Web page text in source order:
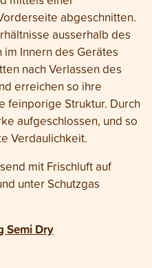
abgeschnitten.
ausserhalb des
Innern des Gerätes
nach Verlassen des
erreichen so ihre
feinporige Struktur. Durch
aufgeschlossen, und so
Verdaulichkeit.
mit Frischluft auf
unter Schutzgas
Semi Dry